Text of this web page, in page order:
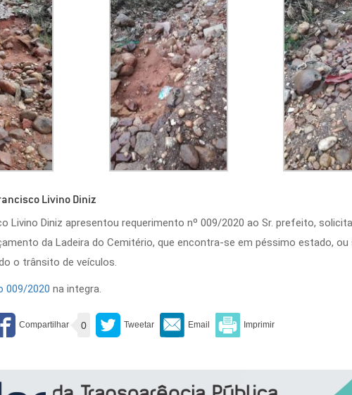
Livino Diniz
Livino Diniz apresentou requerimento nº 009/2020 ao Sr. prefeito,
da Ladeira do Cemitério, que encontra-se em péssimo estado, ou
o trânsito de veículos.
009/2020 na integra.
0